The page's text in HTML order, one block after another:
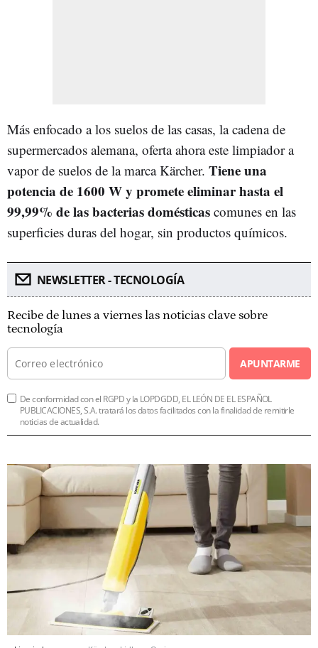
Más enfocado a los suelos de las casas, la cadena de
supermercados alemana, oferta ahora este limpiador a
vapor de suelos de la marca Kärcher. Tiene una
potencia de 1600 W y promete eliminar hasta el
99,99% de las bacterias domésticas comunes en las
superficies duras del hogar, sin productos químicos.
NEWSLETTER - TECNOLOGÍA
Recibe de lunes a viernes las noticias clave sobre
tecnología
APUNTARME
De conformidad con el RGPD y la LOPDGDD, EL LEÓN DE EL ESPAÑOL
PUBLICACIONES, S.A. tratará los datos facilitados con la finalidad de remitirle
noticias de actualidad.